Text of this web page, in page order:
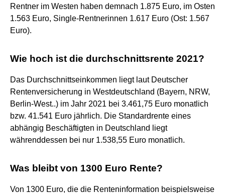
Rentner im Westen haben demnach 1.875 Euro, im Osten
1.563 Euro, Single-Rentnerinnen 1.617 Euro (Ost: 1.567
Euro).
Wie hoch ist die durchschnittsrente 2021?
Das Durchschnittseinkommen liegt laut Deutscher
Rentenversicherung in Westdeutschland (Bayern, NRW,
Berlin-West..) im Jahr 2021 bei 3.461,75 Euro monatlich
bzw. 41.541 Euro jährlich. Die Standardrente eines
abhängig Beschäftigten in Deutschland liegt
währenddessen bei nur 1.538,55 Euro monatlich.
Was bleibt von 1300 Euro Rente?
Von 1300 Euro, die die Renteninformation beispielsweise